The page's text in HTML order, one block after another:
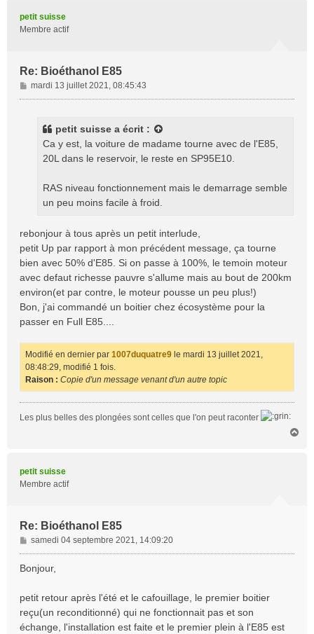
petit suisse
Membre actif
Re: Bioéthanol E85
M
e
mardi 13 juillet 2021, 08:45:43
petit suisse a écrit :
Ca y est, la voiture de madame tourne avec de l'E85,
20L dans le reservoir, le reste en SP95E10.
RAS niveau fonctionnement mais le demarrage semble
un peu moins facile à froid.
rebonjour à tous après un petit interlude,
petit Up par rapport à mon précédent message, ça tourne
bien avec 50% d'E85. Si on passe à 100%, le temoin moteur
avec defaut richesse pauvre s'allume mais au bout de 200km
environ(et par contre, le moteur pousse un peu plus!)
Bon, j'ai commandé un boitier chez écosystème pour la
passer en Full E85....
Modifié en dernier par 1007duquatre9 le mardi 13 juillet 2021,
08:48:29, modifié 1 fois.
Raison : Copie d'un message venant d'un autre topic
Les plus belles des plongées sont celles que l'on peut raconter
petit suisse
Membre actif
Re: Bioéthanol E85
M
e
s
g
e
samedi 04 septembre 2021, 14:09:20
Bonjour,
petit retour après l'été et le cafouillage, le premier boitier
reçu(un reconditionné) qui ne fonctionnait pas et son
échange, l'installation est faite et le premier plein à l'E85 est